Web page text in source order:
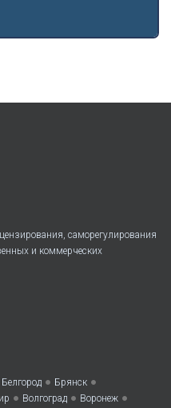
саморегулирования
и коммерческих
Белгород • Брянск •
• Волгоград • Воронеж •